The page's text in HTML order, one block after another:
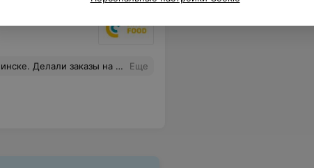
домой и в офис. Фото начинки пиццы, говорит само за себя. Еще